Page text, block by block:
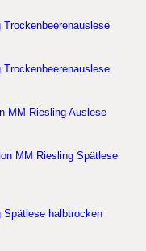
Trockenbeerenauslese
Trockenbeerenauslese
MM Riesling Auslese
MM Riesling Spätlese
Spätlese halbtrocken